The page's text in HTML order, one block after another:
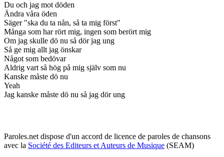
Du och jag mot döden
Ändra våra öden
Säger "ska du ta nån, så ta mig först"
Många som har rört mig, ingen som berört mig
Om jag skulle dö nu så dör jag ung
Så ge mig allt jag önskar
Något som bedövar
Aldrig vart så hög på mig själv som nu
Kanske måste dö nu
Yeah
Jag kanske måste dö nu så jag dör ung
Paroles.net dispose d'un accord de licence de paroles de chansons
avec la Société des Editeurs et Auteurs de Musique (SEAM)